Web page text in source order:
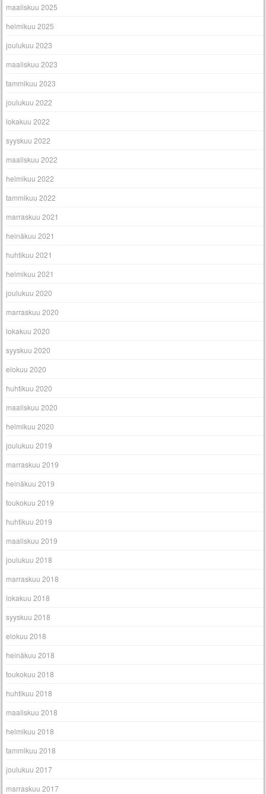
maaliskuu 2025
helmikuu 2025
joulukuu 2023
maaliskuu 2023
tammikuu 2023
joulukuu 2022
lokakuu 2022
syyskuu 2022
maaliskuu 2022
helmikuu 2022
tammikuu 2022
marraskuu 2021
heinäkuu 2021
huhtikuu 2021
helmikuu 2021
joulukuu 2020
marraskuu 2020
lokakuu 2020
syyskuu 2020
elokuu 2020
huhtikuu 2020
maaliskuu 2020
helmikuu 2020
joulukuu 2019
marraskuu 2019
heinäkuu 2019
toukokuu 2019
huhtikuu 2019
maaliskuu 2019
joulukuu 2018
marraskuu 2018
lokakuu 2018
syyskuu 2018
elokuu 2018
heinäkuu 2018
toukokuu 2018
huhtikuu 2018
maaliskuu 2018
helmikuu 2018
tammikuu 2018
joulukuu 2017
marraskuu 2017